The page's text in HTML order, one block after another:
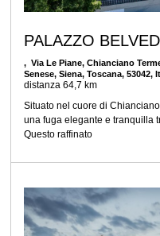
PALAZZO
, Via Le Piane, Chianciano
Senese, Siena, Toscana, 53042,
distanza 64,7 km
Situato nel cuore di
una fuga elegante e tranquilla
Questo raffinato